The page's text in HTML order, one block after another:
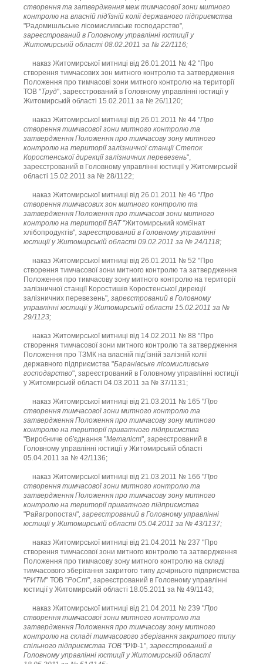
створення та затвердження меж тимчасової зони митного
контролю на власній під'їзній колії державного підприємства
"Радомишльське лісомисливське господарство",
зареєстрований в Головному управлінні юстиції у
Житомирській області 08.02.2011 за № 22/1116;
наказ Житомирської митниці від 26.01.2011 № 42 "Про
створення тимчасових зон митного контролю та затвердження
Положення про тимчасові зони митного контролю на території
ТОВ "Труд", зареєстрований в Головному управлінні юстиції у
Житомирській області 15.02.2011 за № 26/1120;
наказ Житомирської митниці від 26.01.2011 № 44 "Про
створення тимчасової зони митного контролю та
затвердження Положення про тимчасову зону митного
контролю на території залізничної станції Степок
Коростенської дирекції залізничних перевезень",
зареєстрований в Головному управлінні юстиції у Житомирській
області 15.02.2011 за № 28/1122;
наказ Житомирської митниці від 26.01.2011 № 46 "Про
створення тимчасових зон митного контролю та
затвердження Положення про тимчасові зони митного
контролю на території ВАТ"Житомирський комбінат
хлібопродуктів", зареєстрований в Головному управлінні
юстиції у Житомирській області 09.02.2011 за № 24/1118;
наказ Житомирської митниці від 26.01.2011 № 52 "Про
створення тимчасової зони митного контролю та затвердження
Положення про тимчасову зону митного контролю на території
залізничної станції Коростишів Коростенської дирекції
залізничних перевезень", зареєстрований в Головному
управлінні юстиції у Житомирській області 15.02.2011 за №
29/1123;
наказ Житомирської митниці від 14.02.2011 № 88 "Про
створення тимчасової зони митного контролю та затвердження
Положення про ТЗМК на власній під'їзній залізній колії
державного підприємства "Баранівське лісомисливське
господарство", зареєстрований в Головному управлінні юстиції
у Житомирській області 04.03.2011 за № 37/1131;
наказ Житомирської митниці від 21.03.2011 № 165 "Про
створення тимчасової зони митного контролю та
затвердження Положення про тимчасову зону митного
контролю на території приватного підприємства
"Виробниче об'єднання "Металіст", зареєстрований в
Головному управлінні юстиції у Житомирській області
05.04.2011 за № 42/1136;
наказ Житомирської митниці від 21.03.2011 № 166 "Про
створення тимчасової зони митного контролю та
затвердження Положення про тимчасову зону митного
контролю на території приватного підприємства
"Райагропостач", зареєстрований в Головному управлінні
юстиції у Житомирській області 05.04.2011 за № 43/1137;
наказ Житомирської митниці від 21.04.2011 № 237 "Про
створення тимчасової зони митного контролю та затвердження
Положення про тимчасову зону митного контролю на складі
тимчасового зберігання закритого типу дочірнього підприємства
"РИТМ" ТОВ "РоСт", зареєстрований в Головному управлінні
юстиції у Житомирській області 18.05.2011 за № 49/1143;
наказ Житомирської митниці від 21.04.2011 № 239 "Про
створення тимчасової зони митного контролю та
затвердження Положення про тимчасову зону митного
контролю на складі тимчасового зберігання закритого типу
спільного підприємства ТОВ "РІФ-1", зареєстрований в
Головному управлінні юстиції у Житомирській області